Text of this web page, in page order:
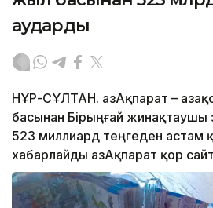
аударды
НҰР-СҰЛТАН. ҚазАқпарат –
басынан Бірыңғай жинақтаушы
523 миллиард теңгеден астам
хабарлайды ҚазАқпарат қор